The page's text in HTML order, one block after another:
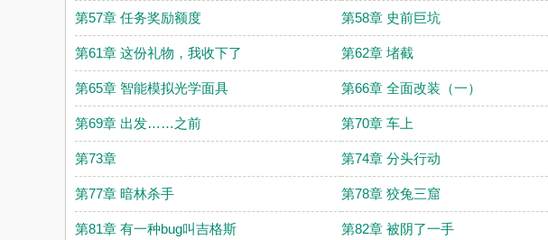
第57章 任务奖励额度 第58章 史前巨坑
第61章 这份礼物，我收下了 第62章 堵截
第65章 智能模拟光学面具 第66章 全面改装（一）
第69章 出发……之前 第70章 车上
第73章 第74章 分头行动
第77章 暗林杀手 第78章 狡兔三窟
第81章 有一种bug叫吉格斯 第82章 被阴了一手